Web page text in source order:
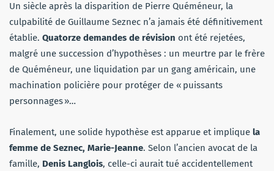
Un siècle après la disparition de Pierre Quéméneur, la
culpabilité de Guillaume Seznec n’a jamais été définitivement
établie. Quatorze demandes de révision ont été rejetées,
malgré une succession d’hypothèses : un meurtre par le frère
de Quéméneur, une liquidation par un gang américain, une
machination policière pour protéger de « puissants
personnages »…
Finalement, une solide hypothèse est apparue et implique la
femme de Seznec, Marie-Jeanne. Selon l’ancien avocat de la
famille, Denis Langlois, celle-ci aurait tué accidentellement